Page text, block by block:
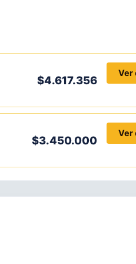
$4.617.356
Ver
$3.450.000
Ver